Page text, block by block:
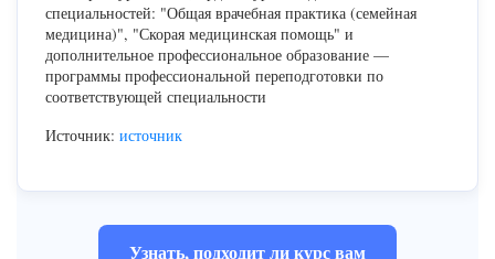
специальностей: "Общая врачебная практика (семейная
медицина)", "Скорая медицинская помощь" и
дополнительное профессиональное образование —
программы профессиональной переподготовки по
соответствующей специальности
Источник: источник
Узнать, подходит ли курс вам